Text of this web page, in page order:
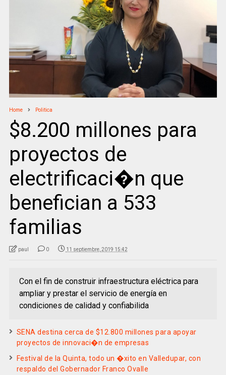
Home Politica
$8.200 millones para
proyectos de
electrificaci�n que
benefician a 533
familias
paul 0 11 septiembre, 2019 15:42
Con el fin de construir infraestructura eléctrica para
ampliar y prestar el servicio de energía en
condiciones de calidad y confiabilida
SENA destina cerca de $12.800 millones para apoyar
proyectos de innovaci�n de empresas
Festival de la Quinta, todo un �xito en Valledupar, con
respaldo del Gobernador Franco Ovalle